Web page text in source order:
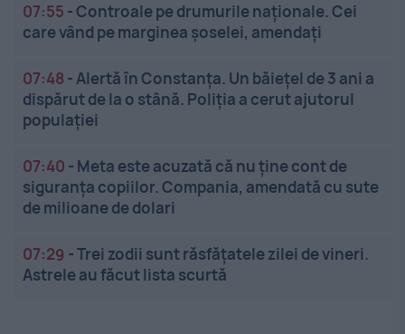
07:55 -Controale pe drumurile naționale. Cei
care vând pe marginea șoselei, amendați
07:48 -Alertă în Constanța. Un băiețel de 3 ani a
dispărut de la o stână. Poliția a cerut ajutorul
populației
07:40 - Meta este acuzată că nu ține cont de
siguranța copiilor. Compania, amendată cu sute
de milioane de dolari
07:29 -Trei zodii sunt răsfățatele zilei de vineri.
Astrele au făcut lista scurtă